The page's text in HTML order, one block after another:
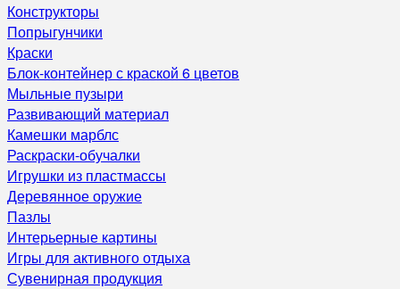
Конструкторы
Попрыгунчики
Краски
Блок-контейнер с краской 6 цветов
Мыльные пузыри
Развивающий материал
Камешки марблс
Раскраски-обучалки
Игрушки из пластмассы
Деревянное оружие
Пазлы
Интерьерные картины
Игры для активного отдыха
Сувенирная продукция